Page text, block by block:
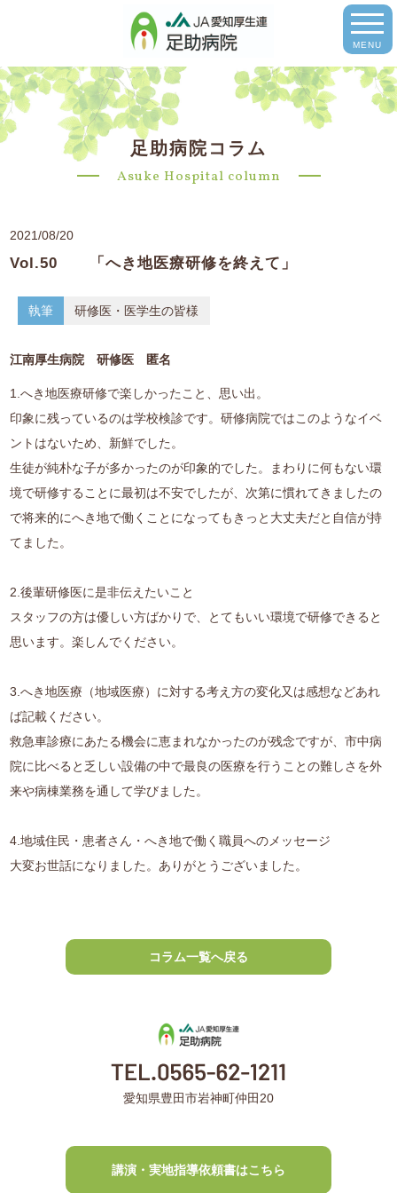
MENU
足助病院コラム
Asuke Hospital column
2021/08/20
Vol.50 「へき地医療研修を終えて」
執筆 研修医・医学生の皆様
江南厚生病院 研修医 匿名
1.へき地医療研修で楽しかったこと、思い出。
印象に残っているのは学校検診です。研修病院ではこのようなイベ
ントはないため、新鮮でした。
生徒が純朴な子が多かったのが印象的でした。まわりに何もない環
境で研修することに最初は不安でしたが、次第に慣れてきましたの
で将来的にへき地で働くことになってもきっと大丈夫だと自信が持
てました。
2.後輩研修医に是非伝えたいこと
スタッフの方は優しい方ばかりで、とてもいい環境で研修できると
思います。楽しんでください。
3.へき地医療（地域医療）に対する考え方の変化又は感想などあれ
ば記載ください。
救急車診療にあたる機会に恵まれなかったのが残念ですが、市中病
院に比べると乏しい設備の中で最良の医療を行うことの難しさを外
来や病棟業務を通して学びました。
4.地域住民・患者さん・へき地で働く職員へのメッセージ
大変お世話になりました。ありがとうございました。
コラム一覧へ戻る
愛知県豊田市岩神町仲田20
講演・実地指導依頼書はこちら